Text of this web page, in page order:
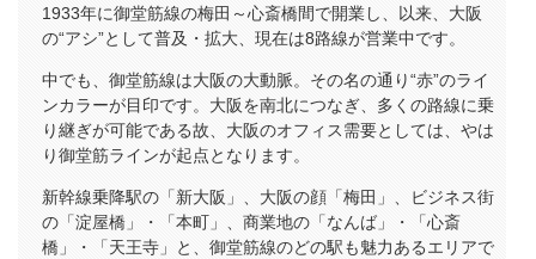
1933年に御堂筋線の梅田～心斎橋間で開業し、以来、大阪
の“アシ”として普及・拡大、現在は8路線が営業中です。
中でも、御堂筋線は大阪の大動脈。その名の通り“赤”のライ
ンカラーが目印です。大阪を南北につなぎ、多くの路線に乗
り継ぎが可能である故、大阪のオフィス需要としては、やは
り御堂筋ラインが起点となります。
新幹線乗降駅の「新大阪」、大阪の顔「梅田」、ビジネス街
の「淀屋橋」・「本町」、商業地の「なんば」・「心斎
橋」・「天王寺」と、御堂筋線のどの駅も魅力あるエリアで